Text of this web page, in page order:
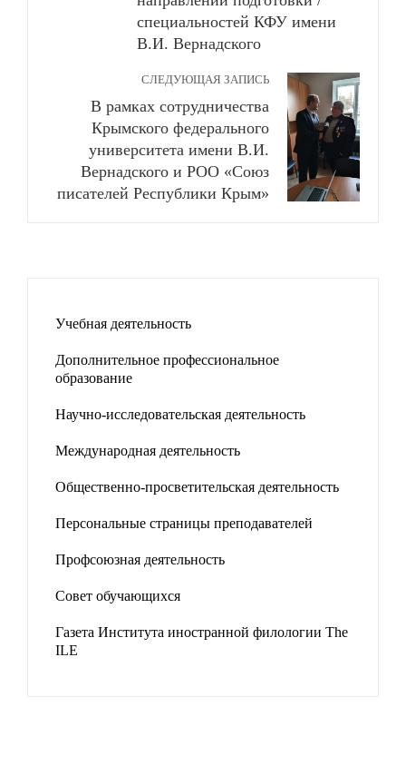
специальностей КФУ имени
В.И. Вернадского
СЛЕДУЮЩАЯ ЗАПИСЬ
В рамках сотрудничества
Крымского федерального
университета имени В.И.
Вернадского и РОО «Союз
писателей Республики Крым»
Учебная деятельность
Дополнительное профессиональное
образование
Научно-исследовательская деятельность
Международная деятельность
Общественно-просветительская деятельность
Персональные страницы преподавателей
Профсоюзная деятельность
Совет обучающихся
Газета Института иностранной филологии The
ILE